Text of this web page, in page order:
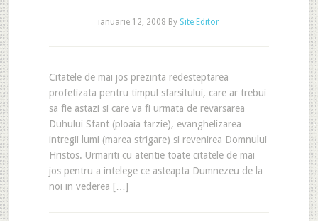
ianuarie 12, 2008 By Site Editor
Citatele de mai jos prezinta redesteptarea
profetizata pentru timpul sfarsitului, care ar trebui
sa fie astazi si care va fi urmata de revarsarea
Duhului Sfant (ploaia tarzie), evanghelizarea
intregii lumi (marea strigare) si revenirea Domnului
Hristos. Urmariti cu atentie toate citatele de mai
jos pentru a intelege ce asteapta Dumnezeu de la
noi in vederea […]